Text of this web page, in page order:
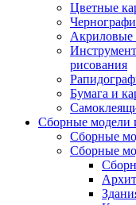
Цветные
Акриловые
рисования
Бумага и
Сборные модели
Сборные
Сборные